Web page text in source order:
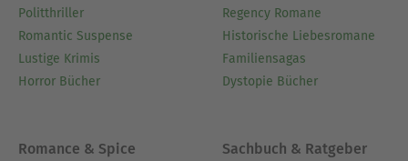
Politthriller
Romantic Suspense
Lustige Krimis
Horror Bücher
Regency Romane
Historische Liebesromane
Familiensagas
Dystopie Bücher
Romance & Spice Sachbuch & Ratgeber